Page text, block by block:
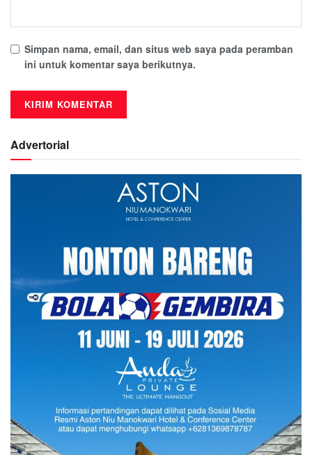
Simpan nama, email, dan situs web saya pada peramban
ini untuk komentar saya berikutnya.
Advertorial